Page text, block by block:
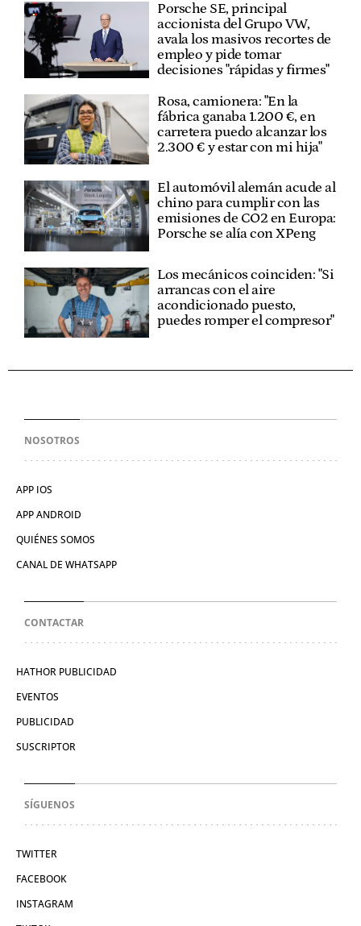
Porsche SE, principal
accionista del Grupo VW,
avala los masivos recortes de
empleo y pide tomar
decisiones "rápidas y firmes"
Rosa, camionera: "En la
fábrica ganaba 1.200 €, en
carretera puedo alcanzar los
2.300 € y estar con mi hija"
El automóvil alemán acude al
chino para cumplir con las
emisiones de CO2 en Europa:
Porsche se alía con XPeng
Los mecánicos coinciden: "Si
arrancas con el aire
acondicionado puesto,
puedes romper el compresor"
NOSOTROS
APP IOS
APP ANDROID
QUIÉNES SOMOS
CANAL DE WHATSAPP
CONTACTAR
HATHOR PUBLICIDAD
EVENTOS
PUBLICIDAD
SUSCRIPTOR
SÍGUENOS
TWITTER
FACEBOOK
INSTAGRAM